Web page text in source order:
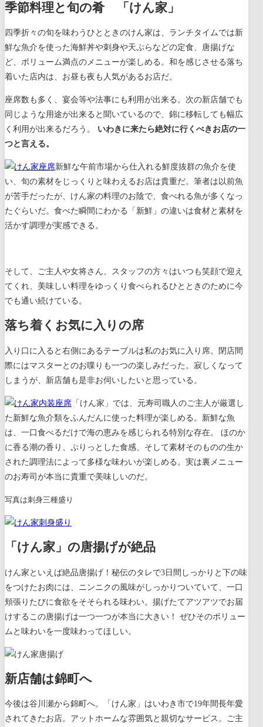
季節料理と旬の肴 「けん家」
四季折々の旬を味わうひとときのけん家は、 ランチタイムでは新
鮮な魚介を使った海鮮丼や刺身や天ぷらなどの定食、唐揚げな
ど、ボリューム満点のメニューが楽しめる。和を感じさせる落ち
着いた店内は、お昼も夜も人気があるお店だ。
座席数も多く、宴会等や法事にも利用が出来る。次の新店舗でも
同じような用途が出来ると聞いているので、錦に移転しても幅広
く利用が出来るだろう。 いわきに来たら絶対に行くべきお店の一
つと言える。
新鮮な午前市場から仕入れる鮮度抜群の魚介を使
い、旬の素材をじっくりと味わえるお店は貴重だ。筆者は以前魚
が苦手だったが、けん家の料理のお陰で、食べれる魚が多くなっ
たぐらいだ。 食べた瞬間にわかる「新鮮」の違いは食材と素材を
活かす調理が実感できる。
そして、
ご主人や女将さん、スタッフの方々はいつも笑顔で迎え
てくれ、美味しい料理をゆっくり食べられるひとときのために今
でも通い続けている。
落ち着くお気に入りの席
入り口に入ると右側にあるテーブルは私のお気に入り席。閉店間
際にはマスターとのお喋りも一つの楽しみだった。寂しくなって
しまうが、新店舗も是非お伺いしたいと思っている。
「けん家」では、元寿司職人のご主人が厳選し
た新鮮な魚介類をふんだんに使った料理が楽しめる。新鮮な魚
は、一口食べるだけで海の恵みを感じられる特別な存在。 ほのか
に香る潮の香り、ぷりっとした食感、そして素材そのものの生か
された調理法によって多様な味わいが楽しめる。実は裏メニュー
のお寿司が本当に貴重で美味しいのだ。
写真は刺身三種盛り
「けん家」の唐揚げが絶品
けん家といえば絶品唐揚げ！秘伝​​のタレで3日間しっかりと下の味
をつけたお肉には、ニンニクの風味がしっかりついていて、一口
頬張りたびに食欲をそそられる味わい。揚げたてアツアツでお届
けするこの唐揚げは一つ一つが本当に大きい！ ぜひそのボリュー
ムと味わいを一度味わってほしい。
新店舗は錦町へ
今後は谷川瀬から錦町へ。「けん家」はいわき市で19年間長年愛
されてきたお店。アットホームな雰囲気と親切なサービス。ご主